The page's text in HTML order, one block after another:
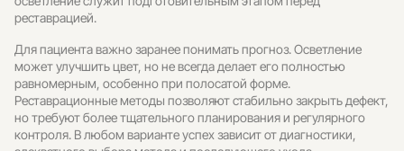
реставрацией.
Для пациента важно заранее понимать прогноз. Осветление
может улучшить цвет, но не всегда делает его полностью
равномерным, особенно при полосатой форме.
Реставрационные методы позволяют стабильно закрыть дефект,
но требуют более тщательного планирования и регулярного
контроля. В любом варианте успех зависит от диагностики,